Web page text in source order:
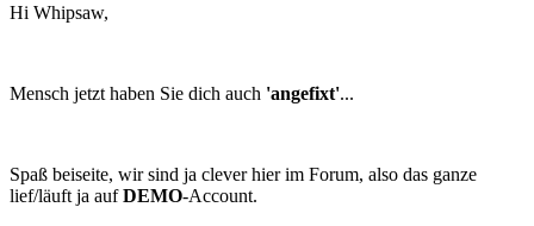
Hi Whipsaw,
Mensch jetzt haben Sie dich auch 'angefixt'...
Spaß beiseite, wir sind ja clever hier im Forum, also das ganze
lief/läuft ja aufDEMO-Account.